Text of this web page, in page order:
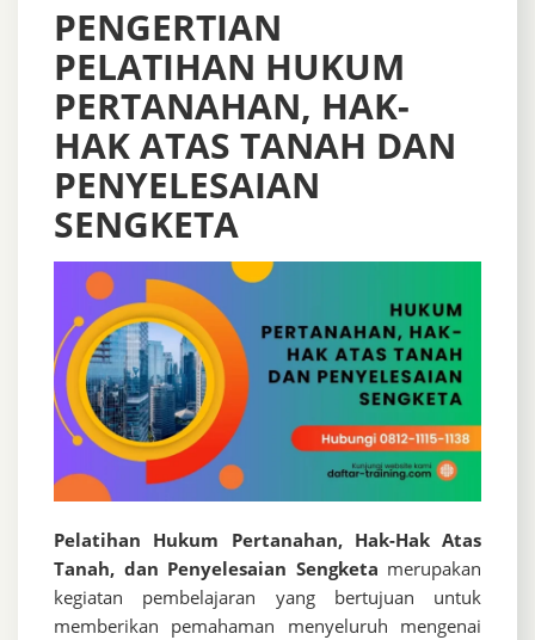
PENGERTIAN
PELATIHAN HUKUM
PERTANAHAN, HAK-
HAK ATAS TANAH DAN
PENYELESAIAN
SENGKETA
Pelatihan Hukum Pertanahan, Hak-Hak Atas
Tanah, dan Penyelesaian Sengketa merupakan
kegiatan pembelajaran yang bertujuan untuk
memberikan pemahaman menyeluruh mengenai